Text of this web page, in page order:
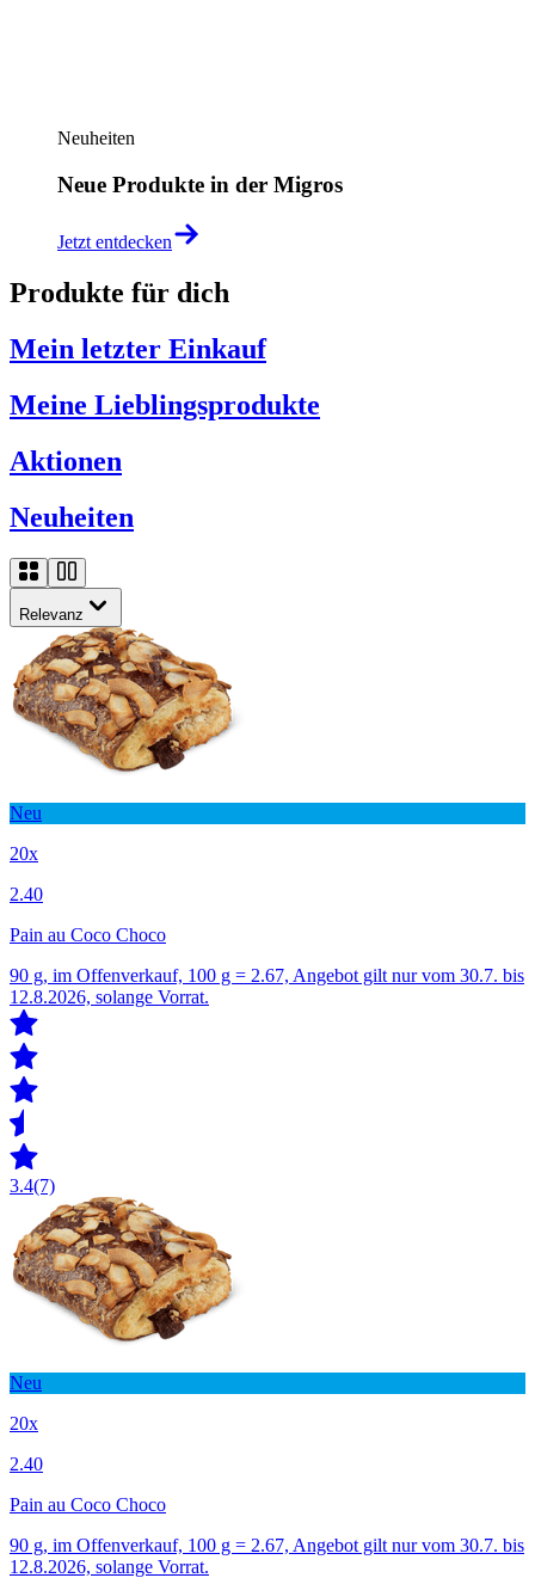
Neuheiten
Neue Produkte in der Migros
Jetzt entdecken
Produkte für dich
Mein letzter Einkauf
Meine Lieblingsprodukte
Aktionen
Neuheiten
Relevanz
Neu
20x
2.40
Pain au Coco Choco
90 g, im Offenverkauf, 100 g = 2.67, Angebot gilt nur vom 30.7. bis
12.8.2026, solange Vorrat.
3.4(7)
Neu
20x
2.40
Pain au Coco Choco
90 g, im Offenverkauf, 100 g = 2.67, Angebot gilt nur vom 30.7. bis
12.8.2026, solange Vorrat.